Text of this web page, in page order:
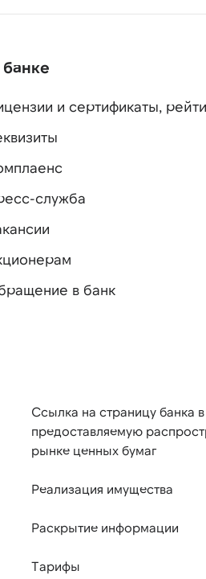
и сертификаты,
служба
в банк
Ссылка на страницу банка в
предоставляемую
рынке ценных бумаг
Реализация имущества
Раскрытие информации
Тарифы